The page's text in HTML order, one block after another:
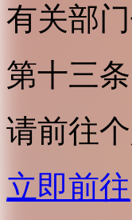
有关部
第十三
请前往
立即前往